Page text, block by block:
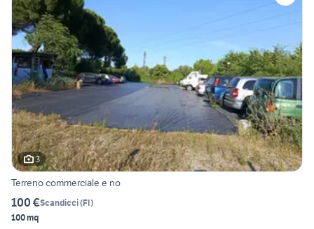
3
Terreno commerciale e no
100 €Scandicci(FI)
100 mq